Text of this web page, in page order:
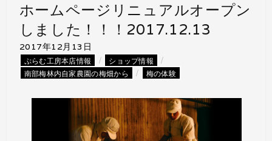
ホームページリニュアルオープン
しました！！！2017.12.13
2017年12月13日
ぷらむ工房本店情報 / ショップ情報 /
南部梅林内自家農園の梅畑から / 梅の体験